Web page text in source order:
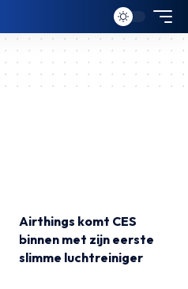
Airthings komt CES
binnen met zijn eerste
slimme luchtreiniger